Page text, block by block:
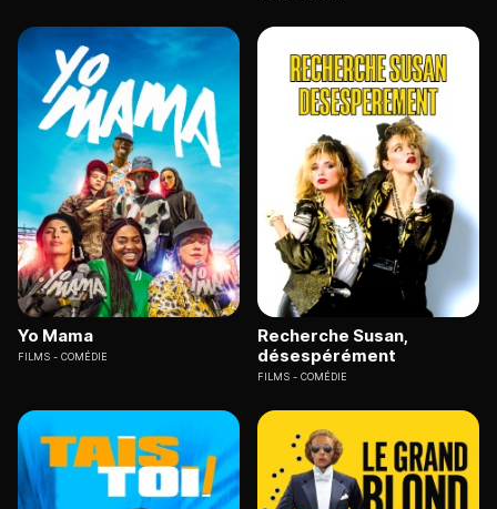
Yo Mama
FILMS COMÉDIE
Recherche Susan,
désespérément
FILMS COMÉDIE